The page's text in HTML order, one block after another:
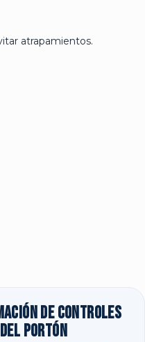
atrapamientos.
de controles
portón